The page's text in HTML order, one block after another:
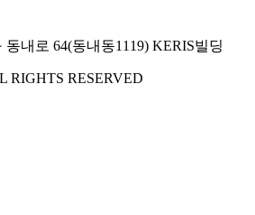
내로 64(동내동1119) KERIS빌딩
RIGHTS RESERVED